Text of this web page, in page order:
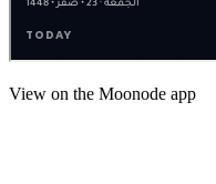
View on the Moonode app